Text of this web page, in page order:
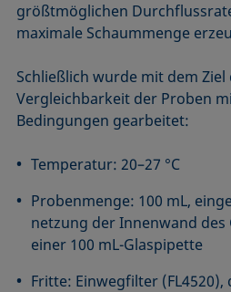
größtmöglichen
maximale Schaummenge
Schließlich wurde mit dem
Vergleichbarkeit der Proben
Bedingungen gearbeitet:
Temperatur: 20–27 °C
Probenmenge: 100 mL,
netzung der Innenwand
einer 100 mL-Glaspipette
Fritte: Einwegfilter